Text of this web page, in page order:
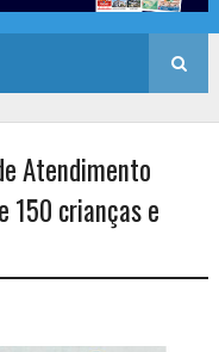
Atendimento
150 crianças e